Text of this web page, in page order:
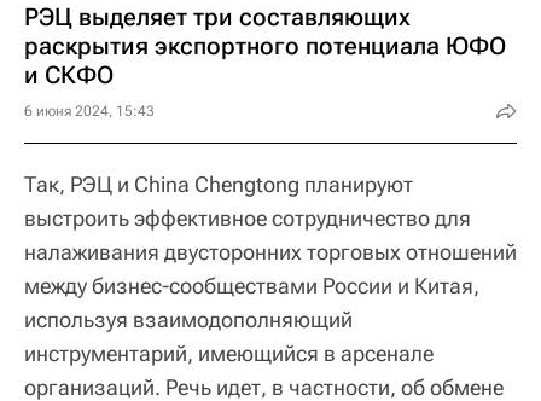
РЭЦ выделяет три составляющих
раскрытия экспортного потенциала ЮФО
и СКФО
6 июня 2024, 15:43
Так, РЭЦ и China Chengtong планируют
выстроить эффективное сотрудничество для
налаживания двусторонних торговых отношений
между бизнес-сообществами России и Китая,
используя взаимодополняющий
инструментарий, имеющийся в арсенале
организаций. Речь идет, в частности, об обмене